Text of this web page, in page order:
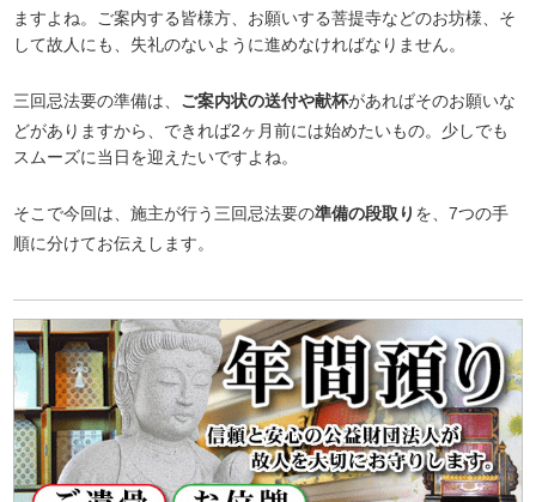
ますよね。ご案内する皆様方、お願いする菩提寺などのお坊様、そ
して故人にも、失礼のないように進めなければなりません。
三回忌法要の準備は、 ご案内状の送付や献杯があればそのお願いな
どがありますから、できれば2ヶ月前には始めたいもの。少しでも
スムーズに当日を迎えたいですよね。
そこで今回は、施主が行う三回忌法要の準備の段取り を、7つの手
順に分けてお伝えします。